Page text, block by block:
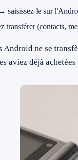
saisissez-le sur
transférer (contacts,
Android ne se
aviez déjà achetées